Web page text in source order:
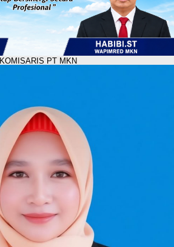
KOMISARIS PT MKN